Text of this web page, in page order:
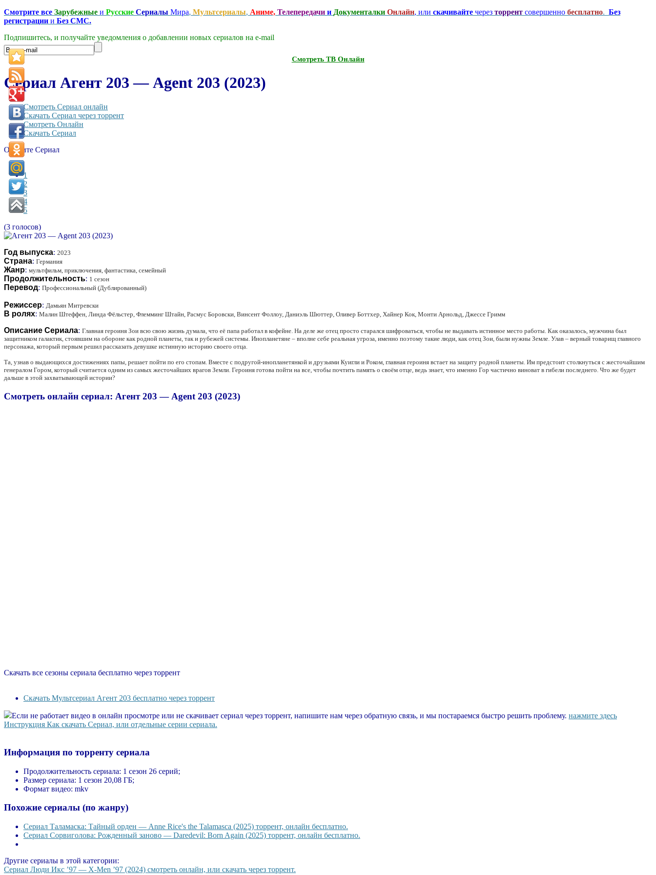
Смотрите все Зарубежные и Русские Сериалы Мира, Мультсериалы, Аниме, Телепередачи и Документалки Онлайн, или скачивайте через торрент совершенно бесплатно. Без
регистрации и Без СМС.
Подпишитесь, и получайте уведомления о добавлении новых сериалов на e-mаil
Смотреть ТВ Онлайн
Сериал Агент 203 — Agent 203 (2023)
Смотреть Сериал онлайн
Скачать Сериал через торрент
Смотреть Онлайн
Скачать Сериал
Оцените Сериал
1
2
3
4
5
(3 голосов)
Год выпуска: 2023
Страна: Германия
Жанр: мультфильм, приключения, фантастика, семейный
Продолжительность: 1 сезон
Перевод: Профессиональный (Дублированный)
Режиссер: Дамьян Митревски
В ролях: Малин Штеффен, Линда Фёльстер, Флемминг Штайн, Расмус Боровски, Винсент Фоллоу, Даниэль Шюттер, Оливер Боттхер, Хайнер Кок, Монти Арнольд, Джессе Гримм
Описание Сериала: Главная героиня Зои всю свою жизнь думала, что её папа работал в кофейне. На деле же отец просто старался шифроваться, чтобы не выдавать истинное место работы. Как оказалось, мужчина был
защитником галактик, стоявшим на обороне как родной планеты, так и рубежей системы. Инопланетяне – вполне себе реальная угроза, именно поэтому такие люди, как отец Зои, были нужны Земле. Улав – верный товарищ главного
персонажа, который первым решил рассказать девушке истинную историю своего отца.
Та, узнав о выдающихся достижениях папы, решает пойти по его стопам. Вместе с подругой-инопланетянкой и друзьями Куигли и Роком, главная героиня встает на защиту родной планеты. Им предстоит столкнуться с жесточайшим
генералом Гором, который считается одним из самых жесточайших врагов Земли. Героиня готова пойти на все, чтобы почтить память о своём отце, ведь знает, что именно Гор частично виноват в гибели последнего. Что же будет
дальше в этой захватывающей истории?
Смотреть онлайн сериал: Агент 203 — Agent 203 (2023)
Скачать все сезоны сериала бесплатно через торрент
Скачать Мультсериал Агент 203 бесплатно через торрент
Если не работает видео в онлайн просмотре или не скачивает сериал через торрент, напишите нам через обратную связь, и мы постараемся быстро решить проблему. нажмите здесь
Инструкция Как скачать Сериал, или отдельные серии сериала.
Информация по торренту сериала
Продолжительность сериала: 1 сезон 26 серий;
Размер сериала: 1 сезон 20,08 ГБ;
Формат видео: mkv
Похожие сериалы (по жанру)
Сериал Таламаска: Тайный орден — Anne Rice's the Talamasca (2025) торрент, онлайн бесплатно.
Сериал Сорвиголова: Рожденный заново — Daredevil: Born Again (2025) торрент, онлайн бесплатно.
Другие сериалы в этой категории:
Сериал Люди Икс ’97 — X-Men ’97 (2024) смотреть онлайн, или скачать через торрент.